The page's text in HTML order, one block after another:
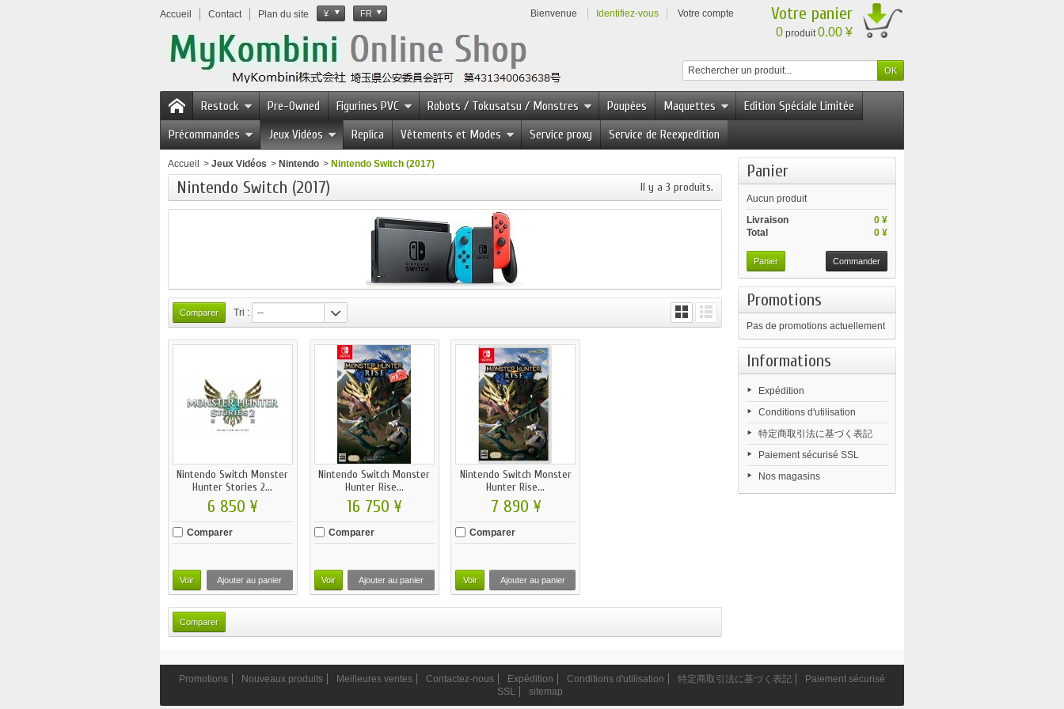
Accueil Contact Plan du site ¥ FR Bienvenue Identifiez-vous Votre compte Votre panier
0 produit0.00 ¥
Restock Pre-Owned Figurines PVC Robots / Tokusatsu / Monstres Poupées Maquettes
Edition Spéciale Limitée
Précommandes
Jeux Vidéos Replica Vêtements et Modes Service proxy Service de Reexpedition
Accueil > Jeux Vidéos > Nintendo > Nintendo Switch (2017)
Nintendo Switch (2017) Il y a 3 produits.
Tri : --
Nintendo Switch Monster
Hunter Stories 2...
6 850 ¥
Comparer
Voir Ajouter au panier
Nintendo Switch Monster
Hunter Rise...
16 750 ¥
Comparer
Voir Ajouter au panier
Nintendo Switch Monster
Hunter Rise...
7 890 ¥
Comparer
Voir Ajouter au panier
Panier
Aucun produit
0 ¥
Livraison
0 ¥
Total
Panier Commander
Promotions
Pas de promotions actuellement
Informations
Expédition
Conditions d'utilisation
特定商取引法に基づく表記
Paiement sécurisé SSL
Nos magasins
Promotions Nouveaux produits Meilleures ventes Contactez-nous Expédition Conditions d'utilisation 特定商取引法に基づく表記
Paiement sécurisé
SSL
sitemap